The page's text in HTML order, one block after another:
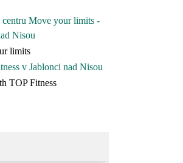
limits
TOP Fitness